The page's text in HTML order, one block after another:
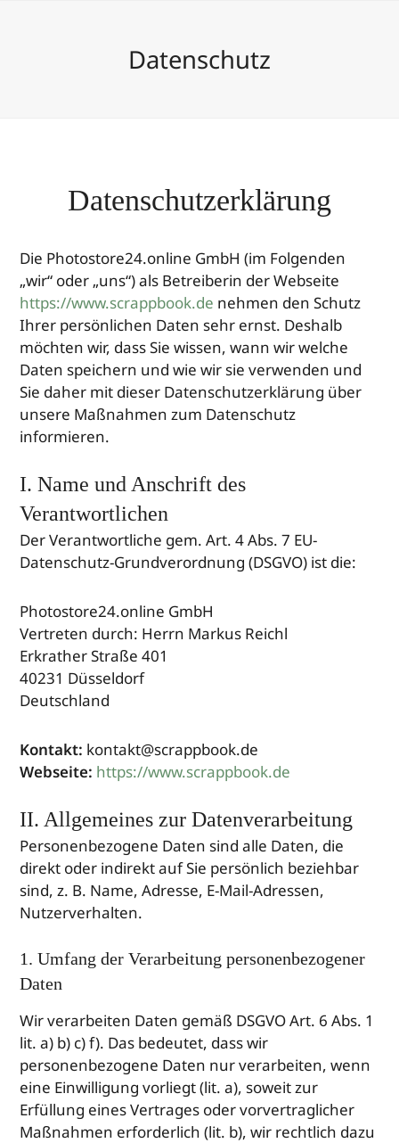
Datenschutz
Datenschutzerklärung
Die Photostore24.online GmbH (im Folgenden
„wir“ oder „uns“) als Betreiberin der Webseite
https://www.scrappbook.de nehmen den Schutz
Ihrer persönlichen Daten sehr ernst. Deshalb
möchten wir, dass Sie wissen, wann wir welche
Daten speichern und wie wir sie verwenden und
Sie daher mit dieser Datenschutzerklärung über
unsere Maßnahmen zum Datenschutz
informieren.
I. Name und Anschrift des
Verantwortlichen
Der Verantwortliche gem. Art. 4 Abs. 7 EU-
Datenschutz-Grundverordnung (DSGVO) ist die:
Photostore24.online GmbH
Vertreten durch: Herrn Markus Reichl
Erkrather Straße 401
40231 Düsseldorf
Deutschland
Kontakt: kontakt@scrappbook.de
Webseite: https://www.scrappbook.de
II. Allgemeines zur Datenverarbeitung
Personenbezogene Daten sind alle Daten, die
direkt oder indirekt auf Sie persönlich beziehbar
sind, z. B. Name, Adresse, E-Mail-Adressen,
Nutzerverhalten.
1. Umfang der Verarbeitung personenbezogener
Daten
Wir verarbeiten Daten gemäß DSGVO Art. 6 Abs. 1
lit. a) b) c) f). Das bedeutet, dass wir
personenbezogene Daten nur verarbeiten, wenn
eine Einwilligung vorliegt (lit. a), soweit zur
Erfüllung eines Vertrages oder vorvertraglicher
Maßnahmen erforderlich (lit. b), wir rechtlich dazu